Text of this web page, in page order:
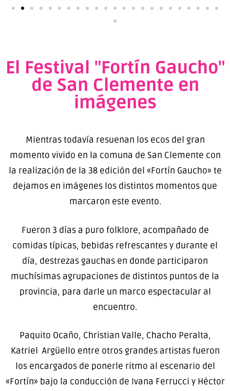
El Festival "Fortín Gaucho"
de San Clemente en
imágenes
Mientras todavía resuenan los ecos del gran
momento vivido en la comuna de San Clemente con
la realización de la 38 edición del «Fortín Gaucho» te
dejamos en imágenes los distintos momentos que
marcaron este evento.
Fueron 3 días a puro folklore, acompañado de
comidas típicas, bebidas refrescantes y durante el
día, destrezas gauchas en donde participaron
muchísimas agrupaciones de distintos puntos de la
provincia, para darle un marco espectacular al
encuentro.
Paquito Ocaño, Christian Valle, Chacho Peralta,
Katriel Argüello entre otros grandes artistas fueron
los encargados de ponerle ritmo al escenario del
«Fortín» bajo la conducción de Ivana Ferrucci y Héctor